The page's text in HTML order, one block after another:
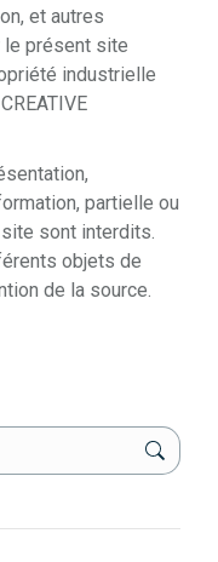
et autres
le présent site
industrielle
partielle ou
sont interdits.
objets de
de la source.